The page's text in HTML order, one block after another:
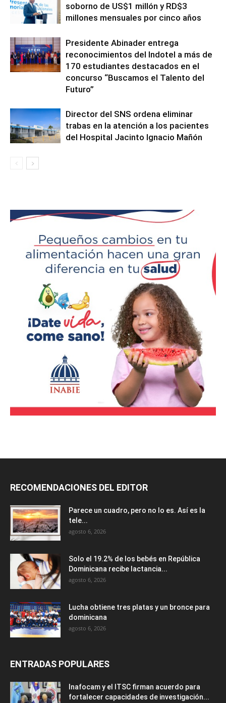
soborno de US$1 millón y RD$3
millones mensuales por cinco años
Presidente Abinader entrega
reconocimientos del Indotel a más de
170 estudiantes destacados en el
concurso “Buscamos el Talento del
Futuro”
Director del SNS ordena eliminar
trabas en la atención a los pacientes
del Hospital Jacinto Ignacio Mañón
RECOMENDACIONES DEL EDITOR
Parece un cuadro, pero no lo es. Así es la
tele...
agosto 6, 2026
Solo el 19.2% de los bebés en República
Dominicana recibe lactancia...
agosto 6, 2026
Lucha obtiene tres platas y un bronce para
dominicana
agosto 6, 2026
ENTRADAS POPULARES
Inafocam y el ITSC firman acuerdo para
fortalecer capacidades de investigación...